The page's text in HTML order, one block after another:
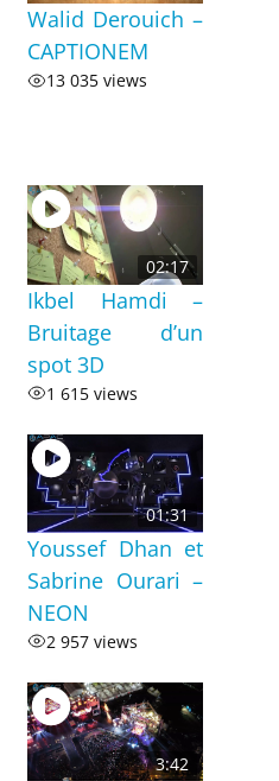
Walid Derouich –
CAPTIONEM
13 035 views
02:17
Ikbel Hamdi –
Bruitage d’un
spot 3D
1 615 views
01:31
Youssef Dhan et
Sabrine Ourari –
NEON
2 957 views
3:42